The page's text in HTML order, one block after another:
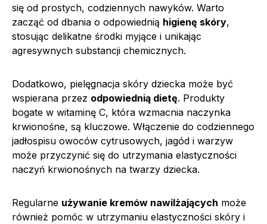
się od prostych, codziennych nawyków. Warto
zacząć od dbania o odpowiednią higienę skóry,
stosując delikatne środki myjące i unikając
agresywnych substancji chemicznych.
Dodatkowo, pielęgnacja skóry dziecka może być
wspierana przez odpowiednią dietę. Produkty
bogate w witaminę C, która wzmacnia naczynka
krwionośne, są kluczowe. Włączenie do codziennego
jadłospisu owoców cytrusowych, jagód i warzyw
może przyczynić się do utrzymania elastyczności
naczyń krwionośnych na twarzy dziecka.
Regularne używanie kremów nawilżających może
również pomóc w utrzymaniu elastyczności skóry i